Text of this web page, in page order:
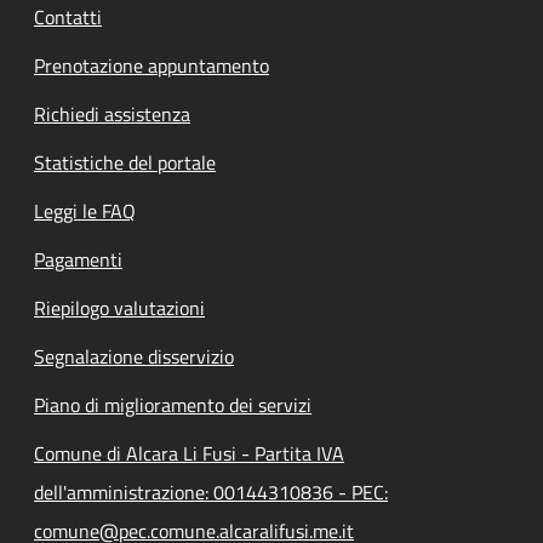
Contatti
Prenotazione appuntamento
Richiedi assistenza
Statistiche del portale
Leggi le FAQ
Pagamenti
Riepilogo valutazioni
Segnalazione disservizio
Piano di miglioramento dei servizi
Comune di Alcara Li Fusi - Partita IVA
dell'amministrazione: 00144310836 - PEC:
comune@pec.comune.alcaralifusi.me.it